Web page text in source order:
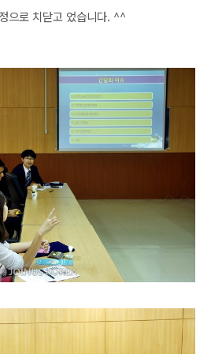
으로 치닫고 었습니다. ^^